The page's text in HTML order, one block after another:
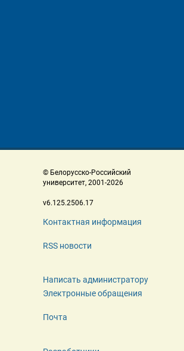
© Белорусско-Российский
университет, 2001-2026
v6.125.2506.17
Контактная информация
RSS новости
Написать администратору
Электронные обращения
Почта